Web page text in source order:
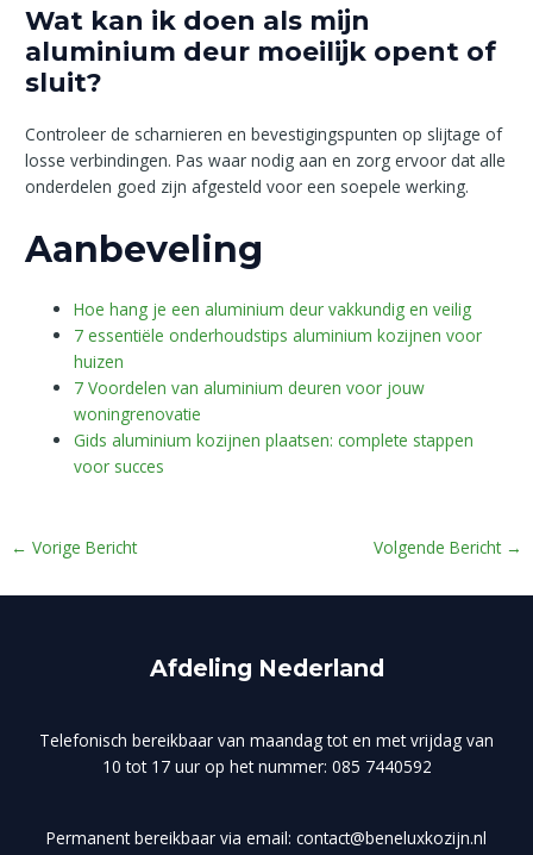
Wat kan ik doen als mijn
aluminium deur moeilijk opent of
sluit?
Controleer de scharnieren en bevestigingspunten op slijtage of
losse verbindingen. Pas waar nodig aan en zorg ervoor dat alle
onderdelen goed zijn afgesteld voor een soepele werking.
Aanbeveling
Hoe hang je een aluminium deur vakkundig en veilig
7 essentiële onderhoudstips aluminium kozijnen voor
huizen
7 Voordelen van aluminium deuren voor jouw
woningrenovatie
Gids aluminium kozijnen plaatsen: complete stappen
voor succes
← Vorige Bericht Volgende Bericht →
Afdeling Nederland
Telefonisch bereikbaar van maandag tot en met vrijdag van
10 tot 17 uur op het nummer: 085 7440592
Permanent bereikbaar via email: contact@beneluxkozijn.nl